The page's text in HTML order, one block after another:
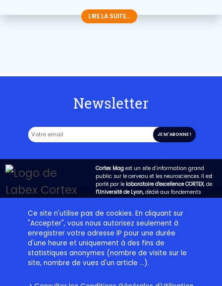
Ce site n'utilise pas de cookies. En cliquant sur
"Accepter", vous nous autorisez seulement à
enregistrer votre adresse IP pour une durée
d'une heure et uniquement à des fins de
statistiques anonymes (nombre de visite sur le
site, nombre de vues d'un article ...).
LIRE LA SUITE...
Newsletter
Cortex Magest un site d’information grand
public sur le cerveau et les neurosciences. Il est
porté par le laboratoire d'excellence CORTEX, de
l'Université de Lyon,dédié aux fondements
biologiques de la cognition. Son objectif est
les avancées de la science dans ce domaine et
de permettre qu’un dialogue fructueux s’engage
entre les chercheurs et la société.
Projet éditorial Labex Cortex Contact